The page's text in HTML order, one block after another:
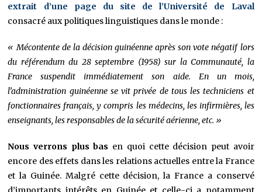
extrait d’une page du site de l’Université de Laval
consacré aux politiques linguistiques dans le monde :
« Mécontente de la décision guinéenne après son vote négatif lors
du référendum du 28 septembre (1958) sur la Communauté, la
France suspendit immédiatement son aide. En un mois,
l’administration guinéenne se vit privée de tous les techniciens et
fonctionnaires français, y compris les médecins, les infirmières, les
enseignants, les responsables de la sécurité aérienne, etc. »
Nous verrons plus bas en quoi cette décision peut avoir
encore des effets dans les relations actuelles entre la France
et la Guinée. Malgré cette décision, la France a conservé